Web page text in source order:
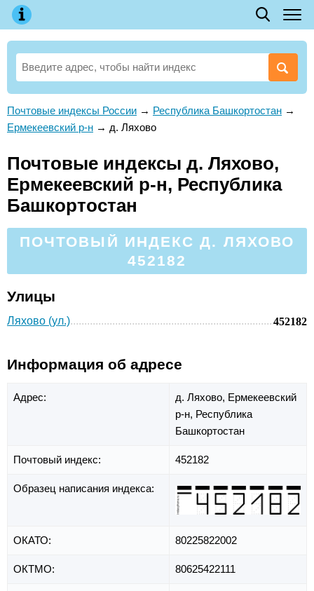
Почтовые индексы России → Республика Башкортостан →
Ермекеевский р-н → д. Ляхово
Почтовые индексы д. Ляхово,
Ермекеевский р-н, Республика
Башкортостан
ПОЧТОВЫЙ ИНДЕКС Д. ЛЯХОВО
452182
Улицы
Ляхово (ул.) 452182
Информация об адресе
Адрес: д. Ляхово, Ермекеевский
р-н, Республика
Башкортостан
Почтовый индекс: 452182
Образец написания индекса:
ОКАТО: 80225822002
ОКТМО: 80625422111